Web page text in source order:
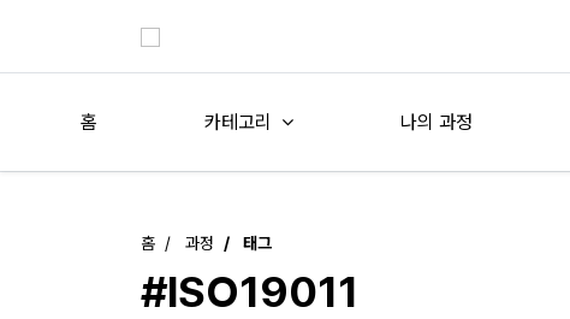
홈 카테고리 나의 과정
홈 과정 태그
#ISO19011